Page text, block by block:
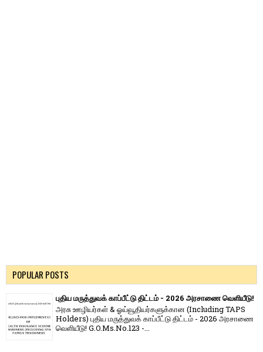
POPULAR POSTS
புதிய மருத்துவக் காப்பீட்டு திட்டம் - 2026 அரசாணை வெளியீடு!
அரசு ஊழியர்கள் & ஓய்வூதியர்களுக்கான (Including TAPS
Holders) புதிய மருத்துவக் காப்பீட்டு திட்டம் - 2026 அரசாணை
வெளியீடு! G.O.Ms.No.123 -...